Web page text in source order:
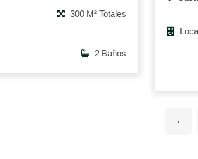
300 M² Totales
2 Baños
‹